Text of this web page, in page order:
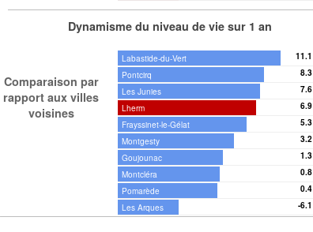
Dynamisme du niveau de vie sur 1 an
Comparaison par
rapport aux villes
voisines
Labastide-du-Vert
Pontcirq
Les Junies
Lherm
Frayssinet-le-Gélat
Montgesty
Goujounac
Montcléra
Pomarède
Les Arques -